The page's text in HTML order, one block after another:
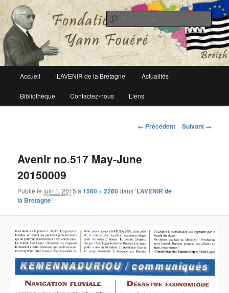
Fondation Yann Fouéré
Le site officiel de la fondation Yann Fouéré
principal
Aller
au
Accueil ‘L’AVENIR de la Bretagne’ Actualités
Bibliothèque Contactez-nous Liens
Navigation
← Précédent Suivant →
Avenir no.517 May-June
20150009
Publié lejuin 1, 2015 à1560 × 2260dans‘L’AVENIR de
la Bretagne’